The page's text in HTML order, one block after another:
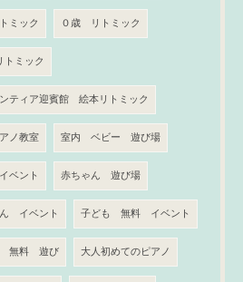
ミック ０歳 リトミック
ミック
ティア迎賓館 絵本リトミック
ノ教室 室内 ベビー 遊び場
ベント 赤ちゃん 遊び場
イベント 子ども 無料 イベント
無料 遊び 大人初めてのピアノ